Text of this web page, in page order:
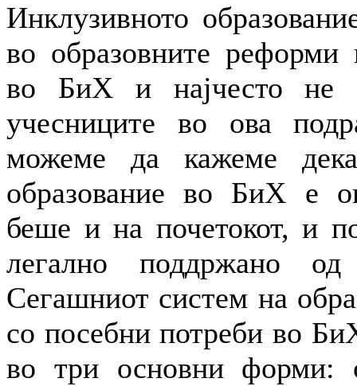
Инклузивното
во образовните реформи
во БиХ и најчесто не
учесниците во ова
можеме да кажеме дека
образование во БиХ е
беше и на почетокот, и
легално поддржано
Сегашниот систем на
со посебни потреби во
во три основни форми: